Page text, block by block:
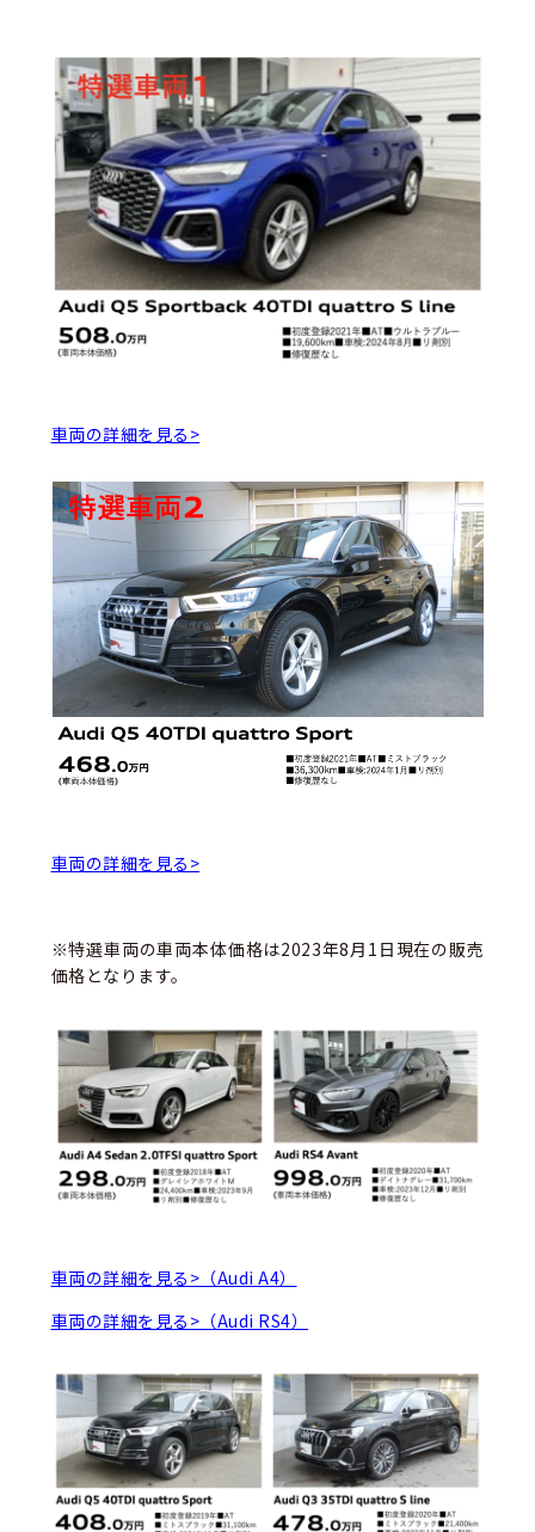
車両の詳細を見る>
車両の詳細を見る>
※特選車両の車両本体価格は2023年8月1日現在の販売
価格となります。
車両の詳細を見る>（Audi A4）
車両の詳細を見る>（Audi RS4）